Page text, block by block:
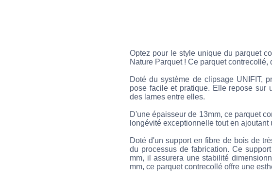
Optez pour le style unique du parquet
Nature Parquet ! Ce parquet
Doté du système de clipsage UNIFIT,
pose facile et pratique. Elle repose sur
des lames entre elles.
D'une épaisseur de 13mm, ce parquet
longévité exceptionnelle tout en
Doté d'un support en fibre de bois de
du processus de fabrication. Ce
mm, il assurera une stabilité
mm, ce parquet contrecollé offre une